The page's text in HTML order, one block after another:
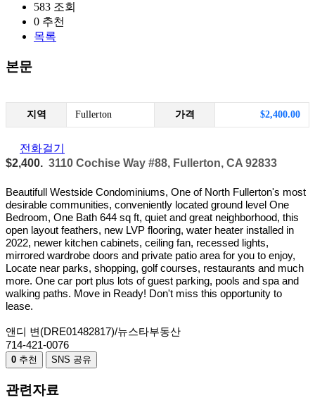
583 조회
0 추천
목록
본문
지역 Fullerton 가격 $2,400.00
전화걸기
$2,400. 3110 Cochise Way #88, Fullerton, CA 92833
Beautifull Westside Condominiums, One of North Fullerton's most
desirable communities, conveniently located ground level One
Bedroom, One Bath 644 sq ft, quiet and great neighborhood, this
open layout feathers, new LVP flooring, water heater installed in
2022, newer kitchen cabinets, ceiling fan, recessed lights,
mirrored wardrobe doors and private patio area for you to enjoy,
Locate near parks, shopping, golf courses, restaurants and much
more. One car port plus lots of guest parking, pools and spa and
walking paths. Move in Ready! Don't miss this opportunity to
lease.
앤디 변(DRE01482817)/뉴스타부동산
714-421-0076
0 추천 SNS 공유
관련자료